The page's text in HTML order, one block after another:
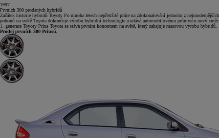
1997
Prvních 300 prodaných hybridů
Začátek historie hybridů Toyoty Po mnoha letech nepřetržité práce na zdokonalování jednoho z nejmodernějších
pohonů na světě Toyota dokončuje výrobu hybridní technologie a udává automobilovému průmyslu nový směr.
1. generace Toyoty Prius Toyota se stává prvním koncernem na světě, který zahajuje masovou výrobu hybridů.
Prodej prvních 300 Priusů.